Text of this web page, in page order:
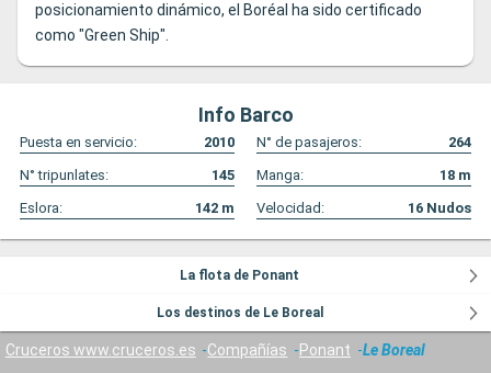
posicionamiento dinámico, el Boréal ha sido certificado
como "Green Ship".
Info Barco
Puesta en servicio: 2010 N° de pasajeros:
264
N° tripunlates:
145 Manga: 18 m
Eslora:
142 m Velocidad: 16 Nudos
La flota de Ponant
Los destinos de Le Boreal
Cruceros www.cruceros.es Compañías Ponant Le Boreal